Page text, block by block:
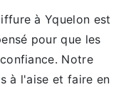
à Yquelon est
pour que les
Notre
à l'aise et faire en